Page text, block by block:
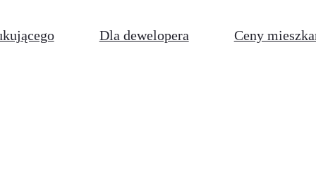
Dla dewelopera Ceny